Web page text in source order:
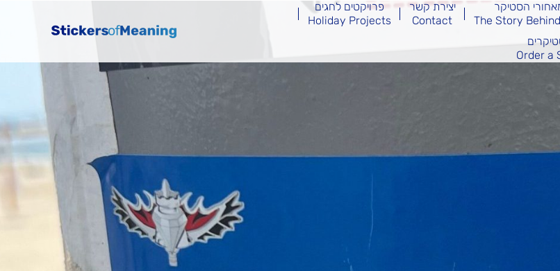
הסטיקר
The Story
יצירת קשר
Contact
פרויקטים לחגים
Holiday Projects
Order a